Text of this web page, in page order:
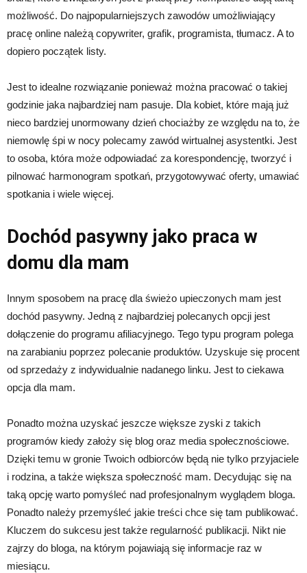
możliwość. Do najpopularniejszych zawodów umożliwiający
pracę online należą copywriter, grafik, programista, tłumacz. A to
dopiero początek listy.
Jest to idealne rozwiązanie ponieważ można pracować o takiej
godzinie jaka najbardziej nam pasuje. Dla kobiet, które mają już
nieco bardziej unormowany dzień chociażby ze względu na to, że
niemowlę śpi w nocy polecamy zawód wirtualnej asystentki. Jest
to osoba, która może odpowiadać za korespondencję, tworzyć i
pilnować harmonogram spotkań, przygotowywać oferty, umawiać
spotkania i wiele więcej.
Dochód pasywny jako praca w
domu dla mam
Innym sposobem na pracę dla świeżo upieczonych mam jest
dochód pasywny. Jedną z najbardziej polecanych opcji jest
dołączenie do programu afiliacyjnego. Tego typu program polega
na zarabianiu poprzez polecanie produktów. Uzyskuje się procent
od sprzedaży z indywidualnie nadanego linku. Jest to ciekawa
opcja dla mam.
Ponadto można uzyskać jeszcze większe zyski z takich
programów kiedy założy się blog oraz media społecznościowe.
Dzięki temu w gronie Twoich odbiorców będą nie tylko przyjaciele
i rodzina, a także większa społeczność mam. Decydując się na
taką opcję warto pomyśleć nad profesjonalnym wyglądem bloga.
Ponadto należy przemyśleć jakie treści chce się tam publikować.
Kluczem do sukcesu jest także regularność publikacji. Nikt nie
zajrzy do bloga, na którym pojawiają się informacje raz w
miesiącu.